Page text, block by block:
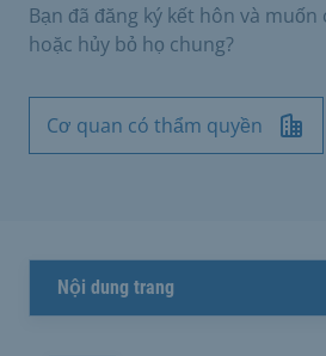
Bạn đã đăng ký kết hôn và
hoặc hủy bỏ họ chung?
Cơ quan có thẩm quyền
Nội dung trang